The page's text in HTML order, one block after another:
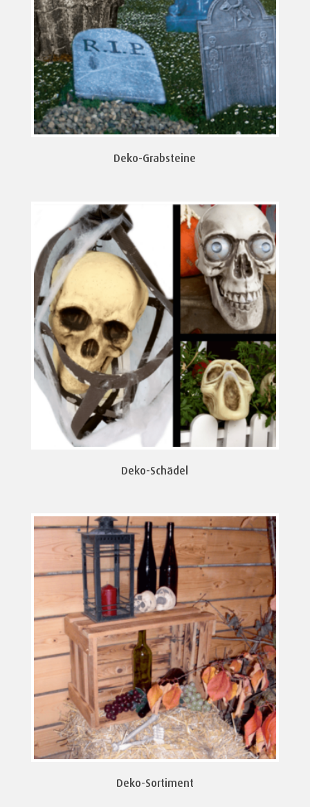
Deko-Grabsteine
Deko-Schädel
Deko-Sortiment